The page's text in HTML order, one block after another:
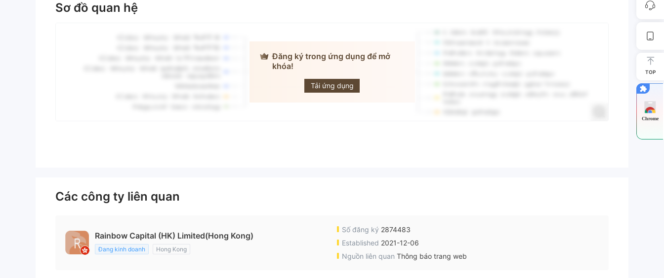
Sơ đồ quan hệ
Đăng ký trong ứng dụng để mở
khóa!
Tải ứng dụng
Các công ty liên quan
Rainbow Capital (HK) Limited(Hong Kong)
Đang kinh doanh Hong Kong
Số đăng ký 2874483
Established 2021-12-06
Nguồn liên quan Thông báo trang web
TOP
Chrome